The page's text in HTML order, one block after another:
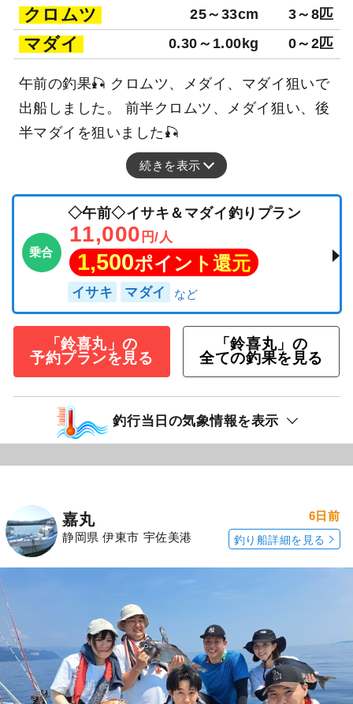
クロムツ 25～33cm 3～8匹
マダイ 0.30～1.00kg 0～2匹
午前の釣果🎣 クロムツ、メダイ、マダイ狙いで
出船しました。 前半クロムツ、メダイ狙い、後
半マダイを狙いました🎣
続きを表示
乗合
◇午前◇イサキ＆マダイ釣りプラン
11,000 円/人
1,500ポイント還元
イサキ マダイ
「鈴喜丸」の
予約プランを見る
「鈴喜丸」の
全ての釣果を見る
釣行当日の気象情報を表示
嘉丸
静岡県 伊東市 宇佐美港
6日前
釣り船詳細を見る